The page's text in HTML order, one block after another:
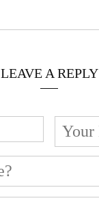
LEAVE A REPLY